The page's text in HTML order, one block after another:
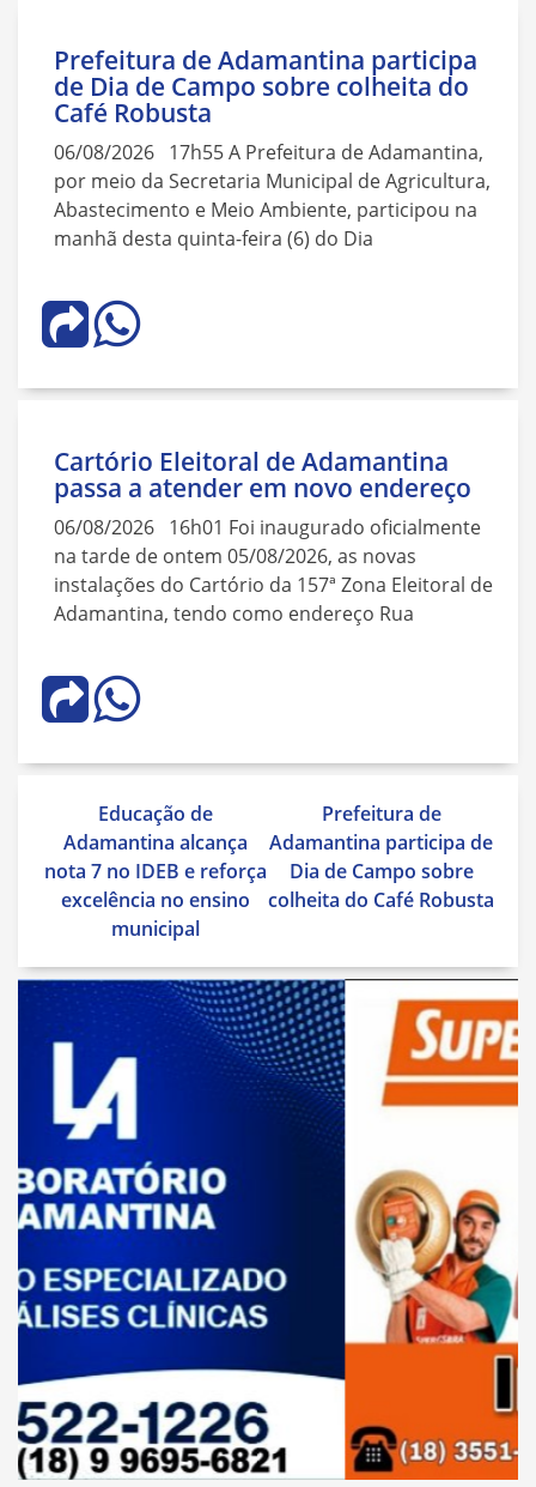
Prefeitura de Adamantina participa
de Dia de Campo sobre colheita do
Café Robusta
06/08/2026 17h55 A Prefeitura de Adamantina,
por meio da Secretaria Municipal de Agricultura,
Abastecimento e Meio Ambiente, participou na
manhã desta quinta-feira (6) do Dia
Cartório Eleitoral de Adamantina
passa a atender em novo endereço
06/08/2026 16h01 Foi inaugurado oficialmente
na tarde de ontem 05/08/2026, as novas
instalações do Cartório da 157ª Zona Eleitoral de
Adamantina, tendo como endereço Rua
Navegação
Post
Educação de
Adamantina alcança
nota 7 no IDEB e reforça
excelência no ensino
municipal
Prefeitura de
Adamantina participa de
Dia de Campo sobre
colheita do Café Robusta